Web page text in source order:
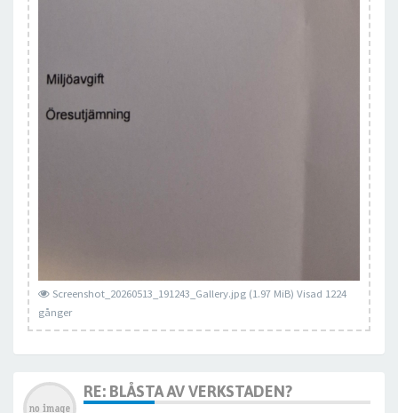
Screenshot_20260513_191243_Gallery.jpg (1.97 MiB) Visad 1224
gånger
RE: BLÅSTA AV VERKSTADEN?